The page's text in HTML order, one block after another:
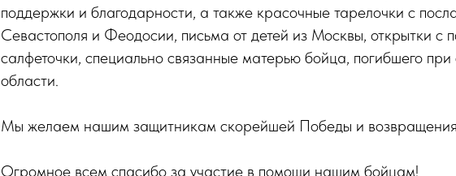
поддержки и благодарности, а также красочные тарелочки с
Севастополя и Феодосии, письма от детей из Москвы, открытки
салфеточки, специально связанные матерью бойца, погибшего
области.
Мы желаем нашим защитникам скорейшей Победы и
Огромное всем спасибо за участие в помощи нашим бойцам!